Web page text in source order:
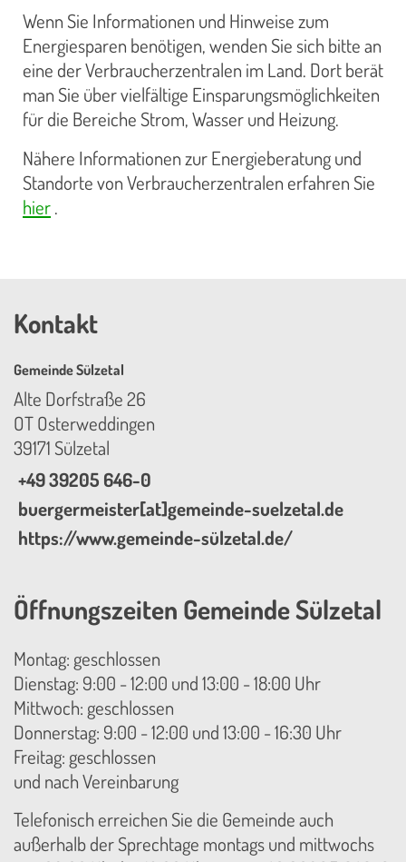
Wenn Sie Informationen und Hinweise zum
Energiesparen benötigen, wenden Sie sich bitte an
eine der Verbraucherzentralen im Land. Dort berät
man Sie über vielfältige Einsparungsmöglichkeiten
für die Bereiche Strom, Wasser und Heizung.
Nähere Informationen zur Energieberatung und
Standorte von Verbraucherzentralen erfahren Sie
hier.
Kontakt
Gemeinde Sülzetal
Alte Dorfstraße 26
OT Osterweddingen
39171 Sülzetal
+49 39205 646-0
buergermeister[at]gemeinde-suelzetal.de
https://www.gemeinde-sülzetal.de/
Öffnungszeiten Gemeinde Sülzetal
Montag: geschlossen
Dienstag: 9:00 - 12:00 und 13:00 - 18:00 Uhr
Mittwoch: geschlossen
Donnerstag: 9:00 - 12:00 und 13:00 - 16:30 Uhr
Freitag: geschlossen
und nach Vereinbarung
Telefonisch erreichen Sie die Gemeinde auch
außerhalb der Sprechtage montags und mittwochs